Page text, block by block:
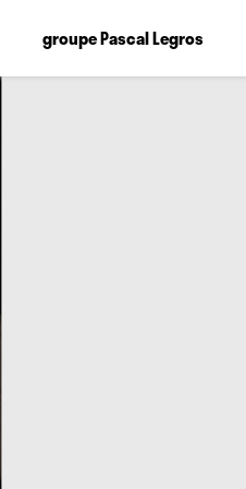
groupe Pascal Legros